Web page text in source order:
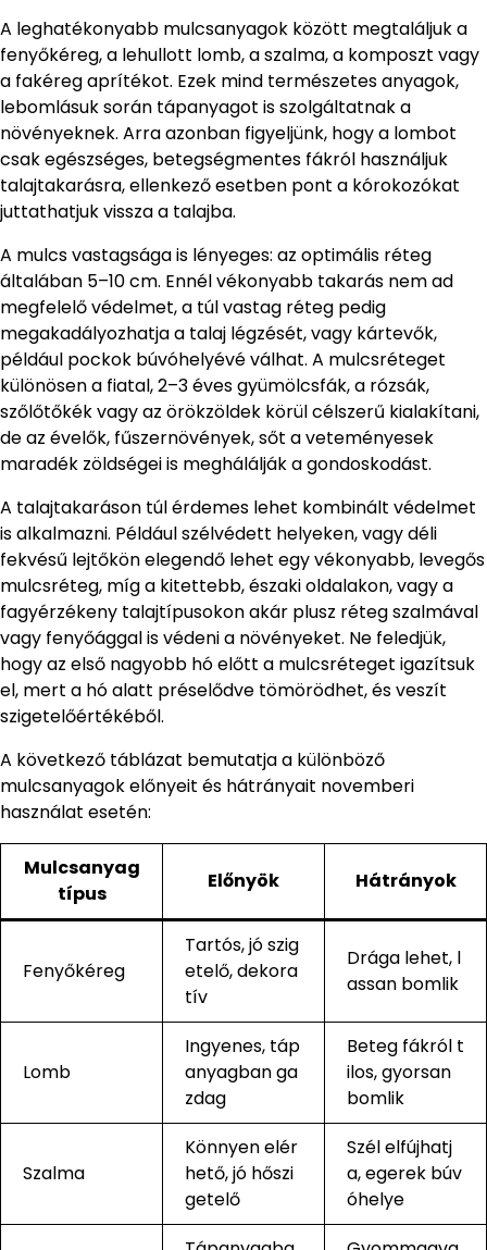
A leghatékonyabb mulcsanyagok között megtaláljuk a
fenyőkéreg, a lehullott lomb, a szalma, a komposzt vagy
a fakéreg aprítékot. Ezek mind természetes anyagok,
lebomlásuk során tápanyagot is szolgáltatnak a
növényeknek. Arra azonban figyeljünk, hogy a lombot
csak egészséges, betegségmentes fákról használjuk
talajtakarásra, ellenkező esetben pont a kórokozókat
juttathatjuk vissza a talajba.
A mulcs vastagsága is lényeges: az optimális réteg
általában 5–10 cm. Ennél vékonyabb takarás nem ad
megfelelő védelmet, a túl vastag réteg pedig
megakadályozhatja a talaj légzését, vagy kártevők,
például pockok búvóhelyévé válhat. A mulcsréteget
különösen a fiatal, 2–3 éves gyümölcsfák, a rózsák,
szőlőtőkék vagy az örökzöldek körül célszerű kialakítani,
de az évelők, fűszernövények, sőt a veteményesek
maradék zöldségei is meghálálják a gondoskodást.
A talajtakaráson túl érdemes lehet kombinált védelmet
is alkalmazni. Például szélvédett helyeken, vagy déli
fekvésű lejtőkön elegendő lehet egy vékonyabb, levegős
mulcsréteg, míg a kitettebb, északi oldalakon, vagy a
fagyérzékeny talajtípusokon akár plusz réteg szalmával
vagy fenyőággal is védeni a növényeket. Ne feledjük,
hogy az első nagyobb hó előtt a mulcsréteget igazítsuk
el, mert a hó alatt préselődve tömörödhet, és veszít
szigetelőértékéből.
A következő táblázat bemutatja a különböző
mulcsanyagok előnyeit és hátrányait novemberi
használat esetén:
Mulcsanyag
típus
Előnyök Hátrányok
Fenyőkéreg
Tartós, jó szig
etelő, dekora
tív
Drága lehet, l
assan bomlik
Lomb
Ingyenes, táp
anyagban ga
zdag
Beteg fákról t
ilos, gyorsan
bomlik
Szalma
Könnyen elér
hető, jó hőszi
getelő
Szél elfújhatj
a, egerek búv
óhelye